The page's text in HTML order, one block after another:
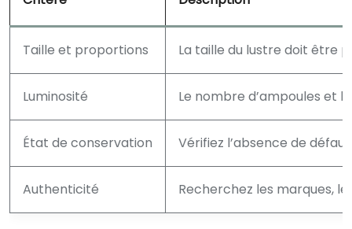
Taille et proportions La taille du lustre doit être
Luminosité Le nombre d’ampoules et
État de conservation Vérifiez l’absence de
Authenticité Recherchez les marques,